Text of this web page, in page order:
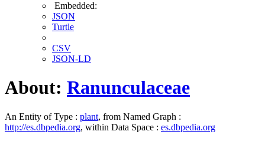
Embedded:
JSON
Turtle
CSV
JSON-LD
About: Ranunculaceae
An Entity of Type : plant, from Named Graph :
http://es.dbpedia.org, within Data Space : es.dbpedia.org